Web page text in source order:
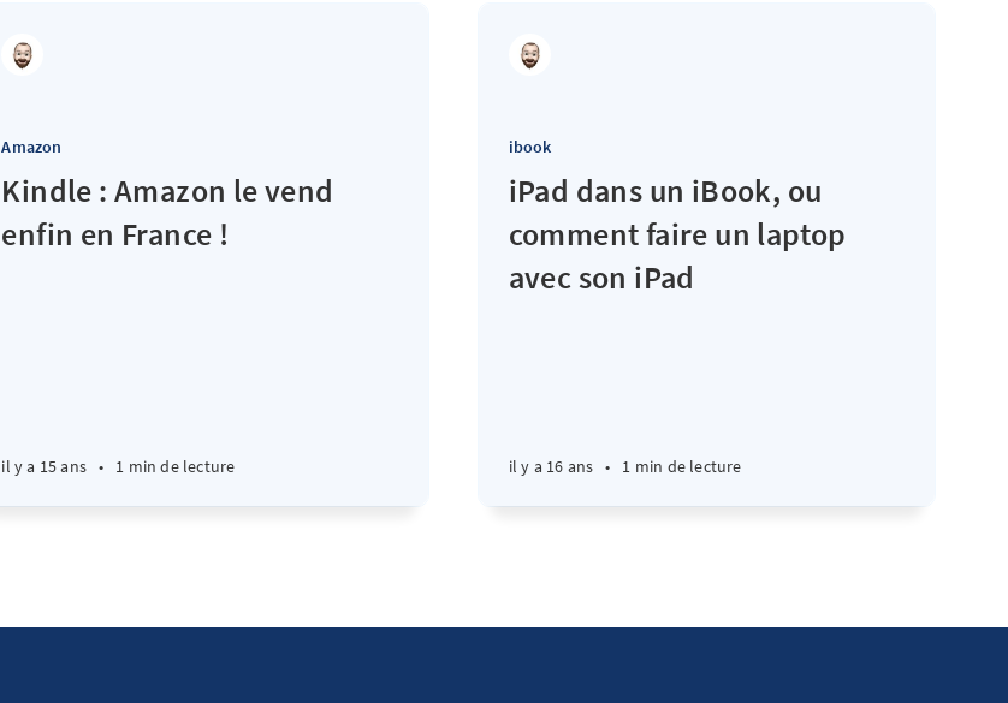
Amazon
Kindle : Amazon le vend
enfin en France !
il y a 15 ans • 1 min de lecture
ibook
iPad dans un iBook, ou
comment faire un laptop
avec son iPad
il y a 16 ans • 1 min de lecture